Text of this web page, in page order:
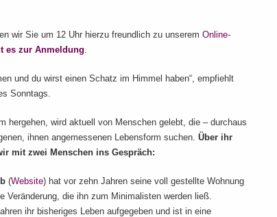
wir Sie um 12 Uhr hierzu freundlich zu unserem Online-
es zur Anmeldung.
und du wirst einen Schatz im Himmel haben“, empfiehlt
Sonntags.
hergehen, wird aktuell von Menschen gelebt, die – durchaus
ihnen angemessenen Lebensform suchen. Über ihr
mit zwei Menschen ins Gespräch:
(Website) hat vor zehn Jahren seine voll gestellte Wohnung
Veränderung, die ihn zum Minimalisten werden ließ.
ihr bisheriges Leben aufgegeben und ist in eine